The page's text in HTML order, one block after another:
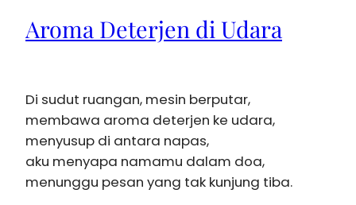
Aroma Deterjen di Udara
Di sudut ruangan, mesin berputar,
membawa aroma deterjen ke udara,
menyusup di antara napas,
aku menyapa namamu dalam doa,
menunggu pesan yang tak kunjung tiba.